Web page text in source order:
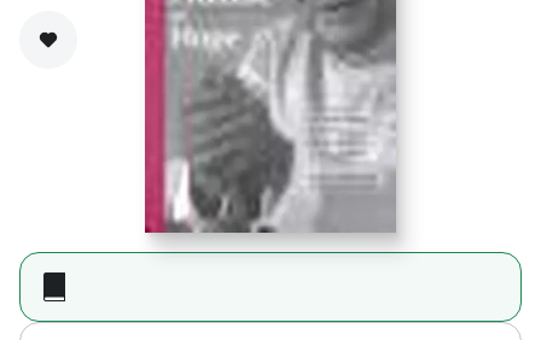
Zet op verlanglijst